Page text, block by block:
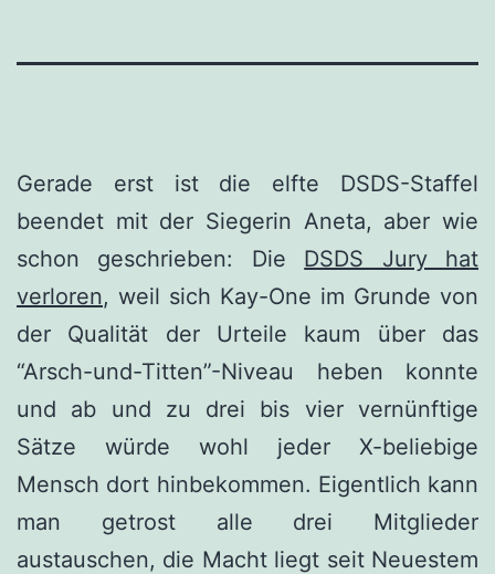
Gerade erst ist die elfte DSDS-Staffel
beendet mit der Siegerin Aneta, aber wie
schon geschrieben: Die DSDS Jury hat
verloren, weil sich Kay-One im Grunde von
der Qualität der Urteile kaum über das
“Arsch-und-Titten”-Niveau heben konnte
und ab und zu drei bis vier vernünftige
Sätze würde wohl jeder X-beliebige
Mensch dort hinbekommen. Eigentlich kann
man getrost alle drei Mitglieder
austauschen, die Macht liegt seit Neuestem